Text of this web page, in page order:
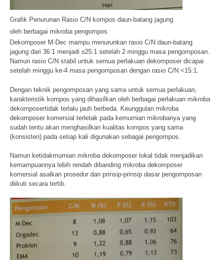
Grafik Penurunan Rasio C/N kompos daun-batang jagung
oleh berbagai mikroba pengompos
Dekomposer M-Dec mampu menurunkan rasio C/N daun-batang
jagung dari 36:1 menjadi ≤25:1 setelah 2 minggu masa pengomposan.
Namun rasio C/N stabil untuk semua perlakuan dekomposer dicapai
setelah minggu ke-4 masa pengomposan dengan rasio C/N <15:1.
Dengan teknik pengomposan yang sama untuk semua perlakuan,
karakteristik kompos yang dihasilkan oleh berbagai perlakuan mikroba
dekomposertidak terlalu jauh berbeda. Keunggulan mikroba
dekomposer komersial terletak pada kemurnian mikrobanya yang
sudah tentu akan menghasilkan kualitas kompos yang sama
(konsisten) pada setiap kali digunakan sebagai pengompos.
Namun ketidakmurnian mikroba dekomposer lokal tidak menjadikan
kemampuannya lebih rendah dibanding mikroba dekomposer
komersial asalkan prosedur dan prinsip-prinsip dasar pengomposan
diikuti secara tertib.